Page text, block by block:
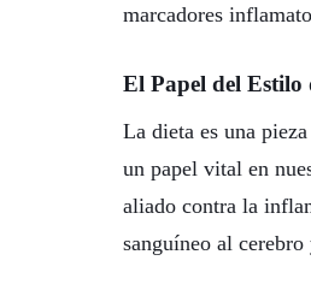
marcadores
El Papel del Estilo
La dieta es una
un papel vital en
aliado contra la
sanguíneo al